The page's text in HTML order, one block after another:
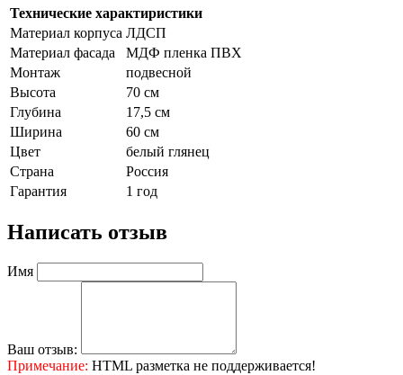
Технические характиристики
Материал корпуса ЛДСП
Материал фасада
МДФ пленка ПВХ
Монтаж
подвесной
Высота
70 см
Глубина
17,5 см
Ширина
60 см
Цвет
белый глянец
Страна
Россия
Гарантия
1 год
Написать отзыв
Имя
Ваш отзыв:
Примечание: HTML разметка не поддерживается!